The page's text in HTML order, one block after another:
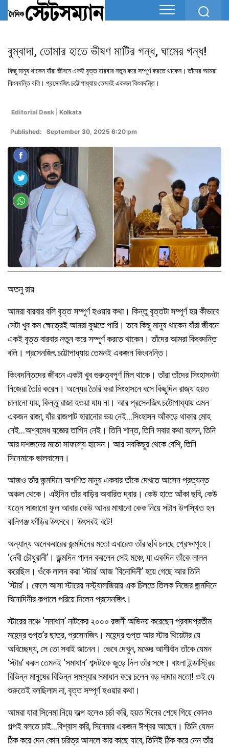
বুম্বাদা, তোমার হাতে ভীষণ মাটির গন্ধ, ঘামের গন্ধ!
কিছু মানুষ থাকেন যাঁরা জীবনে একই বৃত্ত বারবার নতুন করে সম্পূর্ণ করতে থাকেন। তাঁদের আমরা
কিংবদন্তি বলি। প্রসেনজিৎ চট্টোপাধ্যায় তেমনই একজন কিংবদন্তি।
Editorial Desk Kolkata
Published: September 30, 2025 6:20 pm
অতনু রায়
আমরা বারবার বলি বৃত্ত সম্পূর্ণ হওয়ার কথা। কিন্তু বৃত্তটা সম্পূর্ণ হয় কীভাবে
সেটা খুব কম ক্ষেত্রেই আমরা বুঝতে পারি। তবে কিছু মানুষ থাকেন যাঁরা জীবনে
একই বৃত্ত বারবার নতুন করে সম্পূর্ণ করতে থাকেন। তাঁদের আমরা কিংবদন্তি
বলি। প্রসেনজিৎ চট্টোপাধ্যায় তেমনই একজন কিংবদন্তি।
কিংবদন্তিদের জীবনে একটা খুব গুরুত্বপূর্ণ মিল থাকে। তাঁরা তাঁদের সিংহাসনটা
নিজেরা তৈরি করেন। অন্যের তৈরি করা সিংহাসনে বসে কিছুদিন রাজ্য হয়ত
চালানো যায়, কিন্তু রাজা হওয়া যায় না। আর প্রসেনজিৎ চট্টোপাধ্যায় এমন
একজন রাজা, যাঁর রাজপাট হারানোর ভয় নেই…সিংহাসন আঁকড়ে থাকার মোহ
নেই…অশ্বমেধ যজ্ঞের তাগিদ নেই। তিনি শান্ত, তিনি সবার কথা বলেন, তিনি
আর দশজনের মতো সাফল্যে হাসেন। আর সবকিছুর থেকে বেশি, তিনি
সিনেমাকে ভালবাসেন।
আজও তাঁর জন্মদিনে অগণিত মানুষ একবার তাঁকে দেখতে আসেন প্রত্যন্ত
অঞ্চল থেকে। এইদিন তাঁর বাড়ির অবারিত দ্বার। কেউ হাতে আঁকা ছবি, কেউ
যত্নে সাজানো ফুল আবার কেউ আদর মাখানো কেক নিয়ে সটান উপস্থিত হন
বালিগঞ্জ ফাঁড়ির উৎসবে। উৎসবই বটে!
অন্যান্য অনেকবারের জন্মদিনের মতো এবারেও তাঁর ছবি চলছে প্রেক্ষাগৃহে।
‘দেবী চৌধুরানী’। জন্মদিন পালন করলেন সেই মঞ্চে, যা একদিন তাঁকে লালন
করেছিল। ওঁকে লালন করা ‘স্টার’ আজ ‘বিনোদিনী’ হয়ে গেছে আর তিনি
‘স্টার’। ফেলে আসা স্টারের নস্ট্যালজিয়ার এক চিলতে তিলক নিজের জন্মদিনে
বিনোদিনীর কপালে পরিয়ে দিলেন প্রসেনজিৎ।
স্টারের মঞ্চে ‘সমাধান’ নাটকের ২০০০ রজনী অভিনয় করেছেন প্রবাদপ্রতীম
মহেন্দ্র গুপ্ত’র ছাত্র, প্রসেনজিৎ। মহেন্দ্র গুপ্ত আর স্টার থিয়েটার যে
অবিচ্ছেদ্য, সে তো সবাই জানেন। ভেবে দেখুন, মঞ্চের আশীর্বাদ তাঁকে যেমন
‘স্টার’ করল তেমনই ‘সমাধান’ শব্দটাকে জুড়ে দিল তাঁর সঙ্গে। বাংলা ইন্ডাস্ট্রির
বিভিন্ন মানুষের বিভিন্ন সমস্যার সমাধান করে চলেন বড় দাদার মতো! ওই যে
শুরুতেই বলছিলাম না, বৃত্ত সম্পূর্ণ হওয়ার কথা।
আমরা যারা সিনেমা নিয়ে অল্প হলেও চর্চা করি, হয়ত দিনের শেষে গিয়ে কোনও
গল্পই বলতে চাই…বিশ্বাস করি, সিনেমার একজন ঈশ্বর আছেন। তিনি যেমন
ঠিক করে দেন কোন চরিত্র আসলে কার কাছে যাবে, তিনিই ঠিক করে নেন তাঁর